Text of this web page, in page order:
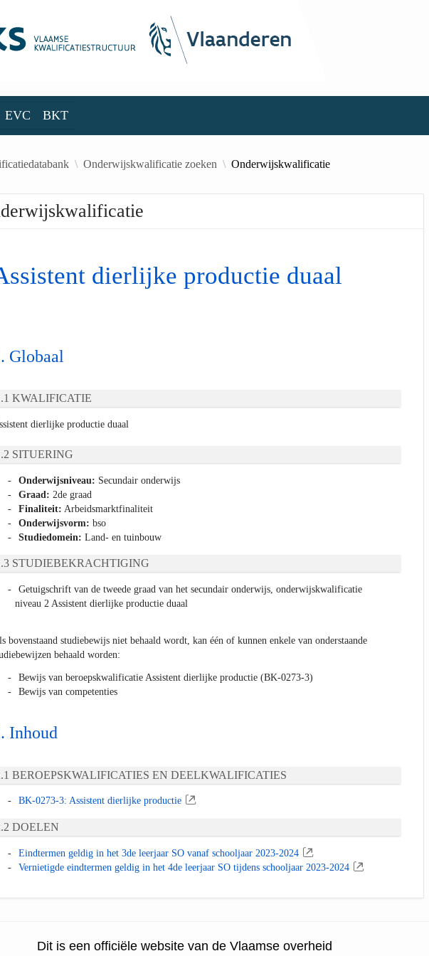
EVC BKT
Onderwijskwalificatie zoeken Onderwijskwalificatie
dierlijke productie duaal
Globaal
KWALIFICATIE
dierlijke productie duaal
SITUERING
Onderwijsniveau: Secundair onderwijs
Graad: 2de graad
Finaliteit: Arbeidsmarktfinaliteit
Onderwijsvorm: bso
Studiedomein: Land- en tuinbouw
STUDIEBEKRACHTIGING
Getuigschrift van de tweede graad van het secundair onderwijs, onderwijskwalificatie
niveau 2 Assistent dierlijke productie duaal
bovenstaand studiebewijs niet behaald wordt, kan één of kunnen enkele van onderstaande
behaald worden:
Bewijs van beroepskwalificatie Assistent dierlijke productie (BK-0273-3)
Bewijs van competenties
Inhoud
BEROEPSKWALIFICATIES EN DEELKWALIFICATIES
BK-0273-3: Assistent dierlijke productie
DOELEN
Eindtermen geldig in het 3de leerjaar SO vanaf schooljaar 2023-2024
Vernietigde eindtermen geldig in het 4de leerjaar SO tijdens schooljaar 2023-2024
Dit is een officiële website van de Vlaamse overheid